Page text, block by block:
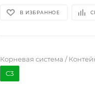
В ИЗБРАННОЕ
Корневая система /
С3